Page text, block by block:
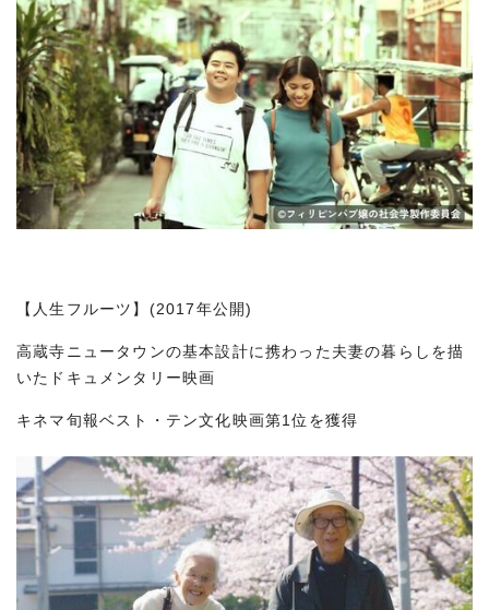
【人生フルーツ】(2017年公開)
高蔵寺ニュータウンの基本設計に携わった夫妻の暮らしを描
いたドキュメンタリー映画
キネマ旬報ベスト・テン文化映画第1位を獲得